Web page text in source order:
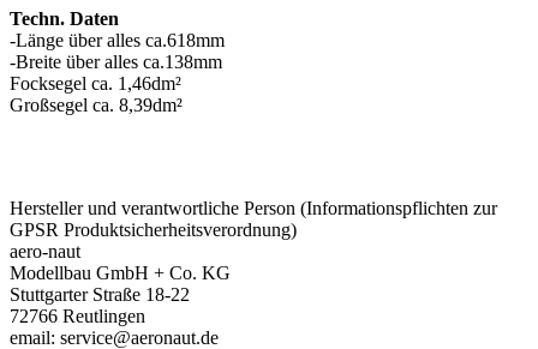
Techn. Daten
-Länge über alles ca.618mm
-Breite über alles ca.138mm
Focksegel ca. 1,46dm²
Großsegel ca. 8,39dm²
Hersteller und verantwortliche Person (Informationspflichten zur
GPSR Produktsicherheitsverordnung)
aero-naut
Modellbau GmbH + Co. KG
Stuttgarter Straße 18-22
72766 Reutlingen
email: service@aeronaut.de